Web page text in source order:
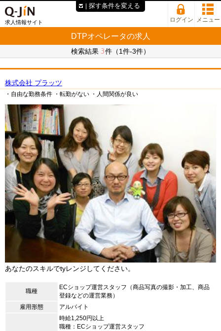
求人情報サイト ログイン メニュー
DTPオペレータの求人
検索結果 3件（1件-3件）
株式会社 プラッツ
・自由な勤務条件 ・転勤がない ・人間関係が良い
あなたのスキルでtyレンジしてください。
職種
ECショップ運営スタッフ（商品写真の撮影・加工、商品
登録などの運営業務）
雇用形態
アルバイト
時給1,250円以上
職種：ECショップ運営スタッフ
探す条件を変える